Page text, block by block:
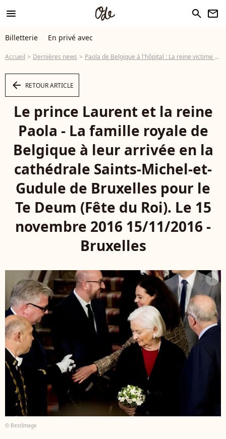
menu search newsletter
Billetterie En privé avec
Accueil Dernières news Paola de Belgique à l'hôpital : La reine victime d'une fracture vertébrale
arrow_left RETOUR ARTICLE
Le prince Laurent et la reine
Paola - La famille royale de
Belgique à leur arrivée en la
cathédrale Saints-Michel-et-
Gudule de Bruxelles pour le
Te Deum (Fête du Roi). Le 15
novembre 2016 15/11/2016 -
Bruxelles
© BestImage